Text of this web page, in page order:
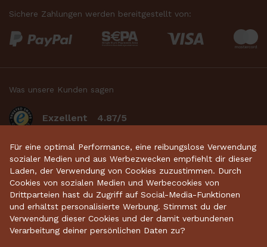
Sichere Zahlungen werden bereitgestellt von:
Was unsere Kunden sagen
Exzellent 4.87/5
basierend auf 2633bewertungen.
Startseite • Keramikdeko • Gartenkeramik •
Sparschweine • Räucherfiguren • Keramikhäuser
Für eine optimal Performance, eine reibungslose Verwendung
sozialer Medien und aus Werbezwecken empfiehlt dir dieser
Laden, der Verwendung von Cookies zuzustimmen. Durch
Cookies von sozialen Medien und Werbecookies von
Drittparteien hast du Zugriff auf Social-Media-Funktionen
und erhältst personalisierte Werbung. Stimmst du der
Verwendung dieser Cookies und der damit verbundenen
Verarbeitung deiner persönlichen Daten zu?